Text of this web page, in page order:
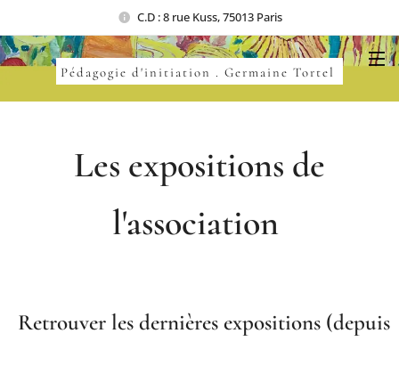
C.D : 8 rue Kuss, 75013 Paris
Pédagogie d'initiation . Germaine Tortel
Les expositions de
l'association
Retrouver les dernières expositions (depuis